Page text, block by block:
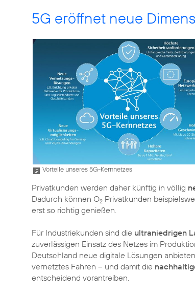
5G eröffnet neue
Vorteile unseres 5G-Kernnetzes
Privatkunden werden daher künftig in völlig
Dadurch können O2 Privatkunden
erst so richtig genießen.
Für Industriekunden sind die ultraniedrigen
zuverlässigen Einsatz des Netzes im
Deutschland neue digitale Lösungen
vernetztes Fahren – und damit die
entscheidend vorantreiben.